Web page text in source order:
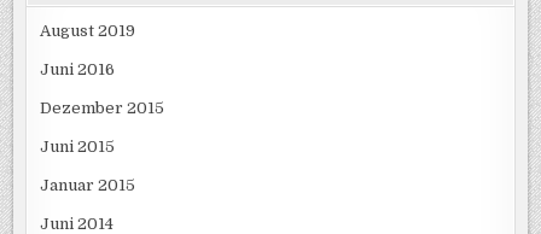
August 2019
Juni 2016
Dezember 2015
Juni 2015
Januar 2015
Juni 2014